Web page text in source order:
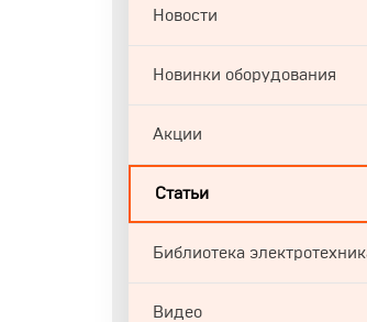
Новости
Новинки оборудования
Акции
Статьи
Библиотека
Видео